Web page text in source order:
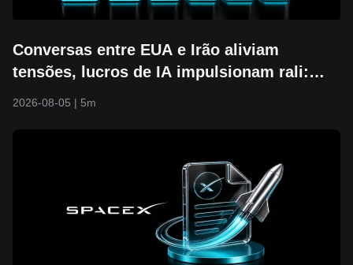
Conversas entre EUA e Irão aliviam
tensões, lucros de IA impulsionam rali:
2026-08-05 | 5m